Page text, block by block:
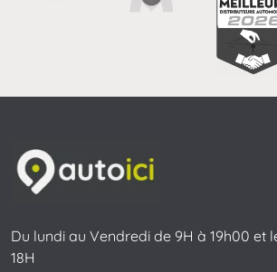
Du lundi au Vendredi de 9H à 19h00 et
18H